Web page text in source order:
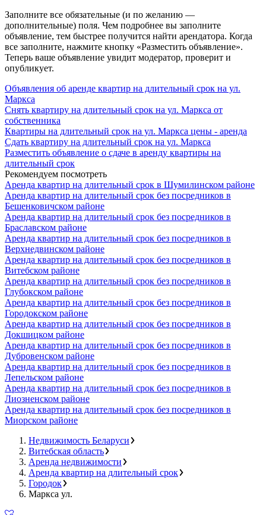
Заполните все обязательные (и по желанию —
дополнительные) поля. Чем подробнее вы заполните
объявление, тем быстрее получится найти арендатора. Когда
все заполните, нажмите кнопку «Разместить объявление».
Теперь ваше объявление увидит модератор, проверит и
опубликует.
Объявления об аренде квартир на длительный срок на ул.
Маркса
Снять квартиру на длительный срок на ул. Маркса от
собственника
Квартиры на длительный срок на ул. Маркса цены - аренда
Сдать квартиру на длительный срок на ул. Маркса
Разместить объявление о сдаче в аренду квартиры на
длительный срок
Рекомендуем посмотреть
Аренда квартир на длительный срок в Шумилинском районе
Аренда квартир на длительный срок без посредников в
Бешенковичском районе
Аренда квартир на длительный срок без посредников в
Браславском районе
Аренда квартир на длительный срок без посредников в
Верхнедвинском районе
Аренда квартир на длительный срок без посредников в
Витебском районе
Аренда квартир на длительный срок без посредников в
Глубокском районе
Аренда квартир на длительный срок без посредников в
Городокском районе
Аренда квартир на длительный срок без посредников в
Докшицком районе
Аренда квартир на длительный срок без посредников в
Дубровенском районе
Аренда квартир на длительный срок без посредников в
Лепельском районе
Аренда квартир на длительный срок без посредников в
Лиозненском районе
Аренда квартир на длительный срок без посредников в
Миорском районе
Недвижимость Беларуси
Витебская область
Аренда недвижимости
Аренда квартир на длительный срок
Городок
Маркса ул.